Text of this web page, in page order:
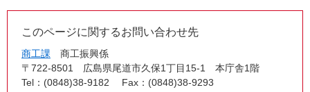
このページに関するお問い合わせ先
商工課
商工振興係
〒722-8501
広島県尾道市久保1丁目15-1 本庁舎1階
Tel：(0848)38-9182
Fax：(0848)38-9293